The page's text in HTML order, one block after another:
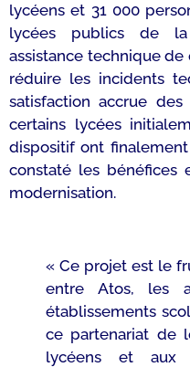
lycéens et 31 000
lycées publics de la
assistance technique
réduire les incidents
satisfaction accrue
certains lycées
dispositif ont
constaté les bénéfices
modernisation.
« Ce projet est le
entre Atos, les
établissements
ce partenariat de
lycéens et aux